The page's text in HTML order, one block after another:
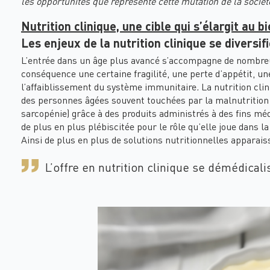
Nutrition clinique, une cible qui s’élargit au
Les enjeux de la nutrition clinique se
L’entrée dans un âge plus avancé s’accompagne de
conséquence une certaine fragilité, une perte d’appétit,
l’affaiblissement du système immunitaire. La nutrition
des personnes âgées souvent touchées par la
sarcopénie) grâce à des produits administrés à des fins
de plus en plus plébiscitée pour le rôle qu’elle joue dans
Ainsi de plus en plus de solutions nutritionnelles
L’offre en nutrition clinique se